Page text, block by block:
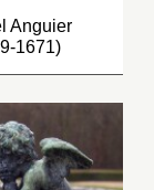
Anguier
1671)